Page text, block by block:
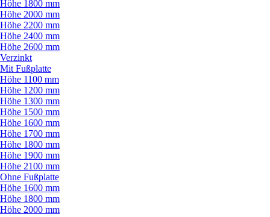
Höhe 1800 mm
Höhe 2000 mm
Höhe 2200 mm
Höhe 2400 mm
Höhe 2600 mm
Verzinkt
Mit Fußplatte
Höhe 1100 mm
Höhe 1200 mm
Höhe 1300 mm
Höhe 1500 mm
Höhe 1600 mm
Höhe 1700 mm
Höhe 1800 mm
Höhe 1900 mm
Höhe 2100 mm
Ohne Fußplatte
Höhe 1600 mm
Höhe 1800 mm
Höhe 2000 mm